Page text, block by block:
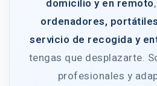
domicilio y en remoto
ordenadores,
servicio de recogida y
tengas que desplazarte.
profesionales y